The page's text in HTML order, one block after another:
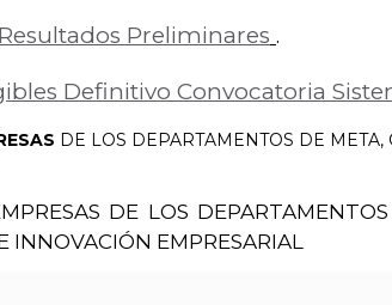
Preliminares .
Definitivo Convocatoria
DE LOS DEPARTAMENTOS DE
DE LOS
INNOVACIÓN EMPRESARIAL